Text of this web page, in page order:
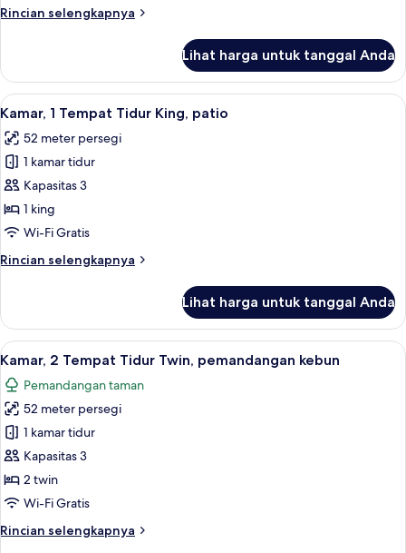
Twin,
Rincian selengkapnya
Rincian
Kamar,
Tempat
Twin,
patio
Lihat harga untuk tanggal Anda
Lihat
semua
foto
untuk
Kamar,
1
Tempat
King,
Kamar, 1 Tempat Tidur King, patio |
5
Kamar, 1 Tempat Tidur King, patio
52 meter persegi
1 kamar tidur
Kapasitas 3
1 king
Wi-Fi Gratis
Rincian selengkapnya
Rincian
Kamar,
Tempat
King,
patio
Lihat harga untuk tanggal Anda
Lihat
semua
foto
untuk
Kamar,
2
Tempat
Tidur
pemandangan
Kamar, 2 Tempat Tidur Twin,
6
Kamar, 2 Tempat Tidur Twin, pemandangan kebun
Pemandangan taman
52 meter persegi
1 kamar tidur
Kapasitas 3
2 twin
Wi-Fi Gratis
Rincian selengkapnya
Rincian